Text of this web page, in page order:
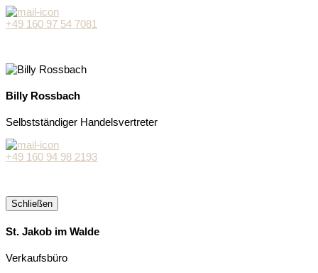
+49 160 97 54 7081
Billy Rossbach
Selbstständiger Handelsvertreter
+49 160 94 98 2193
Schließen
St. Jakob im Walde
Verkaufsbüro